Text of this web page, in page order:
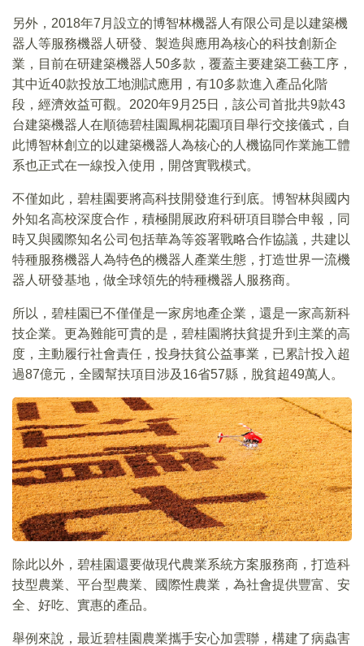
另外，2018年7月設立的博智林機器人有限公司是以建築機
器人等服務機器人研發、製造與應用為核心的科技創新企
業，目前在研建築機器人50多款，覆蓋主要建築工藝工序，
其中近40款投放工地測試應用，有10多款進入產品化階
段，經濟效益可觀。2020年9月25日，該公司首批共9款43
台建築機器人在順德碧桂園鳳桐花園項目舉行交接儀式，自
此博智林創立的以建築機器人為核心的人機協同作業施工體
系也正式在一線投入使用，開啓實戰模式。
不僅如此，碧桂園要將高科技開發進行到底。博智林與國内
外知名高校深度合作，積極開展政府科研項目聯合申報，同
時又與國際知名公司包括華為等簽署戰略合作協議，共建以
特種服務機器人為特色的機器人產業生態，打造世界一流機
器人研發基地，做全球領先的特種機器人服務商。
所以，碧桂園已不僅僅是一家房地產企業，還是一家高新科
技企業。更為難能可貴的是，碧桂園將扶貧提升到主業的高
度，主動履行社會責任，投身扶貧公益事業，已累計投入超
過87億元，全國幫扶項目涉及16省57縣，脫貧超49萬人。
除此以外，碧桂園還要做現代農業系統方案服務商，打造科
技型農業、平台型農業、國際性農業，為社會提供豐富、安
全、好吃、實惠的產品。
舉例來說，最近碧桂園農業攜手安心加雲聯，構建了病蟲害